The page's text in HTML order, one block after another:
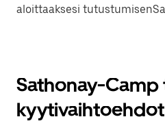
aloittaaksesi
Sathonay-Camp
kyytivaihtoehdot